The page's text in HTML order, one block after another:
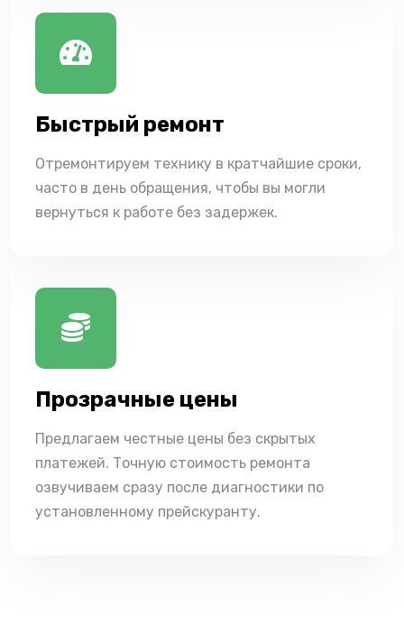
Быстрый ремонт
Отремонтируем технику в кратчайшие сроки,
часто в день обращения, чтобы вы могли
вернуться к работе без задержек.
Прозрачные цены
Предлагаем честные цены без скрытых
платежей. Точную стоимость ремонта
озвучиваем сразу после диагностики по
установленному прейскуранту.